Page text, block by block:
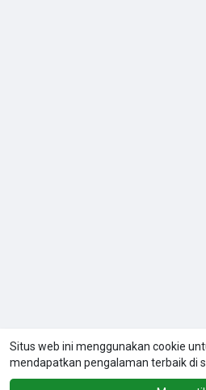
Situs web ini menggunakan cookie
mendapatkan pengalaman terbaik di